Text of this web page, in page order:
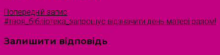
Попередній запис
#твоя_бібліотека_запрошує відзначити день матері разом!
Залишити відповідь